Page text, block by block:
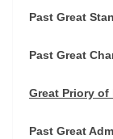
Past Great
Past Great
Great Priory of
Past Great